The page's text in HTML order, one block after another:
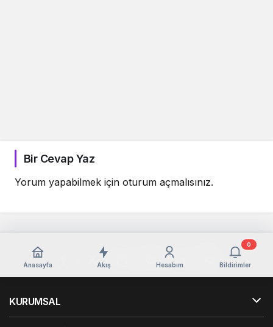
Bir Cevap Yaz
Yorum yapabilmek için oturum açmalısınız.
Anasayfa Akış Hesabım Bildirimler
0
KURUMSAL